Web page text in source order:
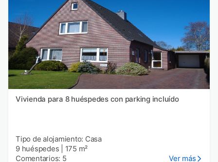
Vivienda para 8 huéspedes con parking incluído
Tipo de alojamiento: Casa
9 huéspedes
175 m²
Comentarios: 5
Ver más